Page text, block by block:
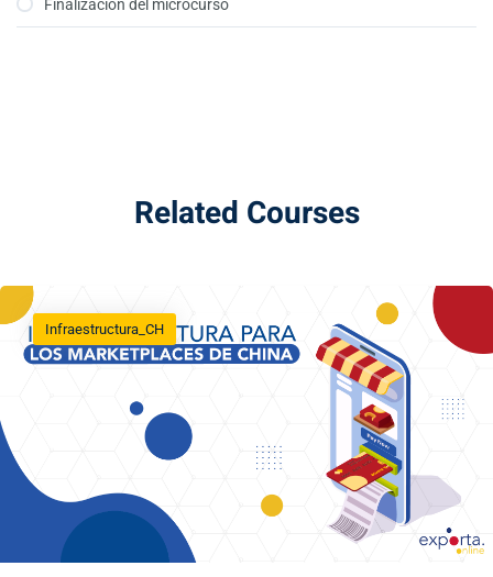
Finalización del microcurso
Related Courses
Infraestructura_CH